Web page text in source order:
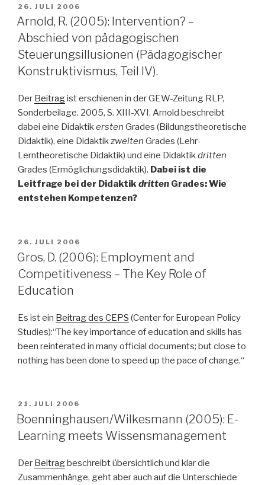
VERÖFFENTLICHT
AM
26. JULI 2006
Arnold, R. (2005): Intervention? –
Abschied von pädagogischen
Steuerungsillusionen (Pädagogischer
Konstruktivismus, Teil IV).
Der Beitragist erschienen in der GEW-Zeitung RLP,
Sonderbeilage. 2005, S. XIII-XVI. Arnold beschreibt
dabei eine Didaktikersten Grades (Bildungstheoretische
Didaktik), eine Didaktikzweiten Grades (Lehr-
Lerntheoretische Didaktik) und eine Didaktikdritten
Grades (Ermöglichungsdidaktik). Dabei ist die
Leitfrage bei der Didaktikdritten Grades: Wie
entstehen Kompetenzen?
VERÖFFENTLICHT
AM
26. JULI 2006
Gros, D. (2006): Employment and
Competitiveness – The Key Role of
Education
Es ist ein Beitrag des CEPS (Center for European Policy
Studies):“The key importance of education and skills has
been reinterated in many official documents; but close to
nothing has been done to speed up the pace of change.“
VERÖFFENTLICHT
AM
21. JULI 2006
Boenninghausen/Wilkesmann (2005): E-
Learning meets Wissensmanagement
Der Beitragbeschreibt übersichtlich und klar die
Zusammenhänge, geht aber auch auf die Unterschiede